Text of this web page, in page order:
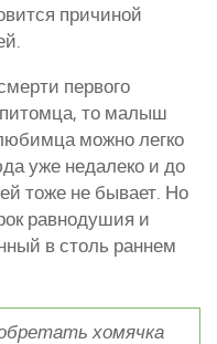
причиной
первого
питомца, то малыш
можно легко
уже недалеко и до
тоже не бывает. Но
равнодушия и
в столь раннем
хомячка